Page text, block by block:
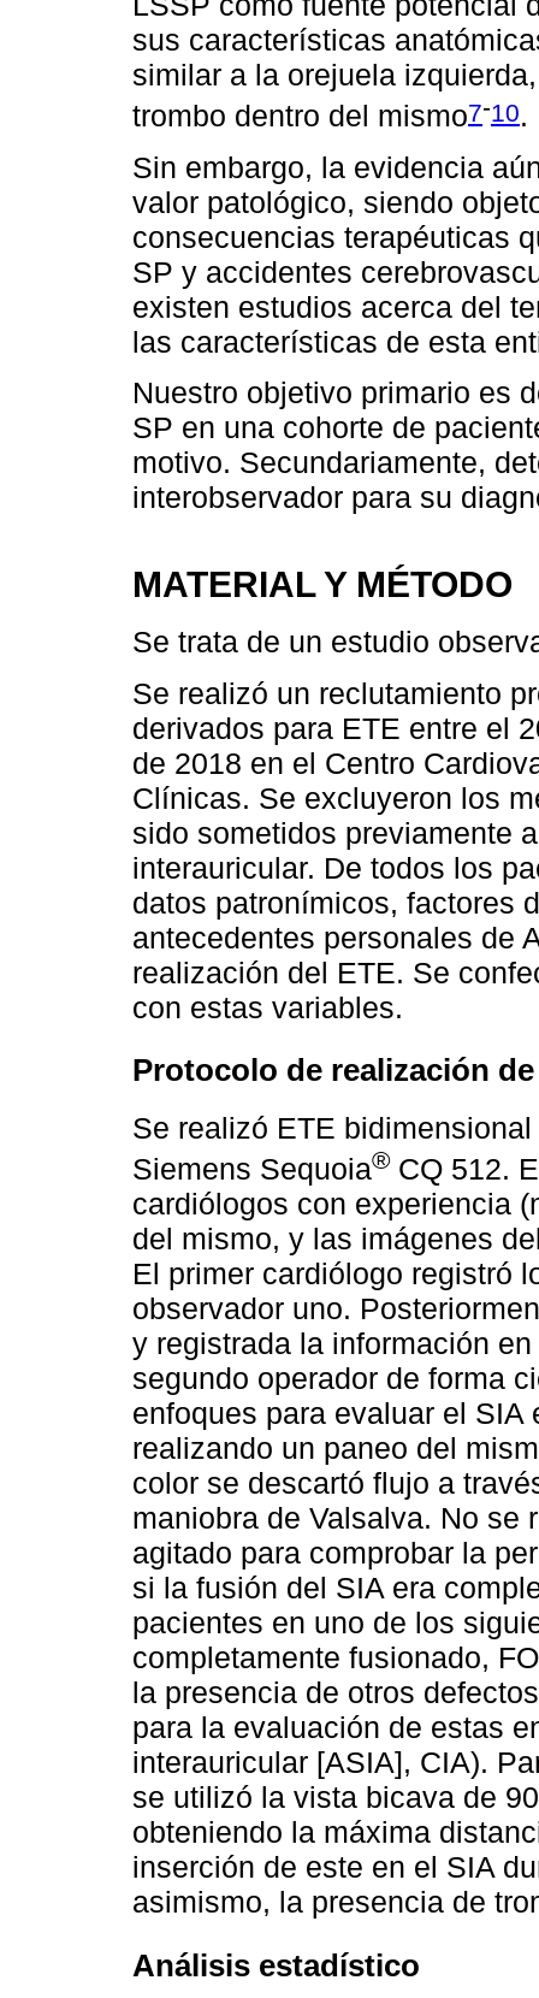
sus características
similar a la orejuela
trombo dentro del mismo7-10.
Sin embargo, la evidencia
valor patológico, siendo
consecuencias terapéuticas
SP y accidentes
existen estudios acerca del
las características de esta
Nuestro objetivo primario es
SP en una cohorte de
motivo. Secundariamente,
interobservador para su
MATERIAL Y MÉTODO
Se trata de un estudio
Se realizó un reclutamiento
derivados para ETE entre el
de 2018 en el Centro
Clínicas. Se excluyeron los
sido sometidos previamente
interauricular. De todos los
datos patronímicos, factores
antecedentes personales de
realización del ETE. Se
con estas variables.
Protocolo de realización
Se realizó ETE
Siemens Sequoia® CQ 512.
cardiólogos con experiencia
del mismo, y las imágenes
El primer cardiólogo registró
observador uno.
y registrada la información
segundo operador de forma
enfoques para evaluar el
realizando un paneo del
color se descartó flujo a
maniobra de Valsalva. No se
agitado para comprobar la
si la fusión del SIA era
pacientes en uno de los
completamente fusionado,
la presencia de otros
para la evaluación de estas
interauricular [ASIA], CIA).
se utilizó la vista bicava de
obteniendo la máxima
inserción de este en el SIA
asimismo, la presencia de
Análisis estadístico